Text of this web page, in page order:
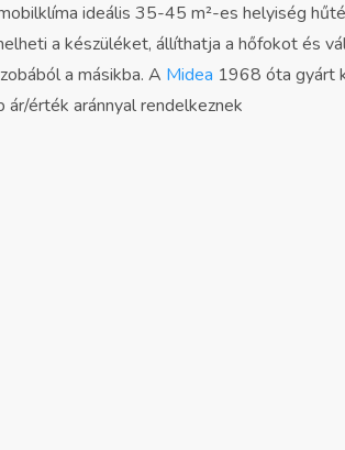
ideális 35-45 m²-es helyiség
a készüléket, állíthatja a hőfokot és
a másikba. A Midea 1968 óta gyárt
érték aránnyal rendelkeznek